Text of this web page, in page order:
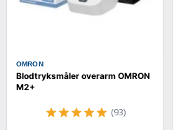
OMRON
Blodtryksmåler overarm OMRON
M2+
(93)